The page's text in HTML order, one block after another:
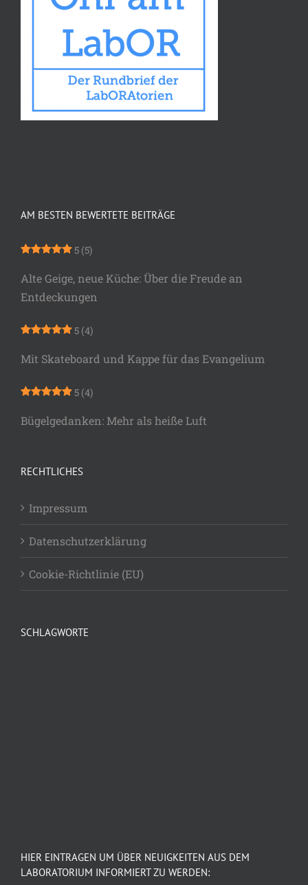
AM BESTEN BEWERTETE BEITRÄGE
5 (5)
Alte Geige, neue Küche: Über die Freude an
Entdeckungen
5 (4)
Mit Skateboard und Kappe für das Evangelium
5 (4)
Bügelgedanken: Mehr als heiße Luft
RECHTLICHES
Impressum
Datenschutzerklärung
Cookie-Richtlinie (EU)
SCHLAGWORTE
HIER EINTRAGEN UM ÜBER NEUIGKEITEN AUS DEM
LABORATORIUM INFORMIERT ZU WERDEN: